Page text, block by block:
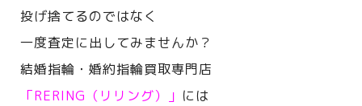
投げ捨てるのではなく
一度査定に出してみませんか？
結婚指輪・婚約指輪買取専門店
「RERING（リリング）」 には